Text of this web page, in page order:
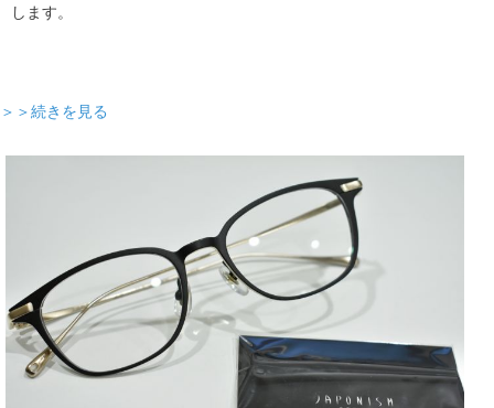
します。
＞＞続きを見る